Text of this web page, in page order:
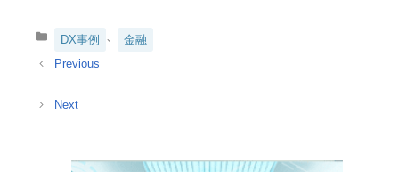
カ
ゴ
ー
DX事例 、 金融